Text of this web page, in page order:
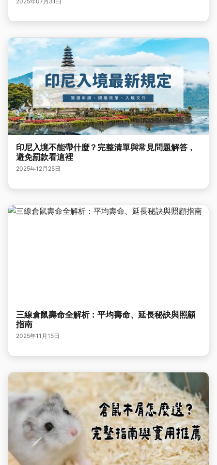
印尼入境不能帶什麼？完整清單與常見問題解答，
避免罰款看這裡
2025年12月25日
三線倉鼠壽命全解析：平均壽命、延長秘訣與照顧
指南
2025年11月15日